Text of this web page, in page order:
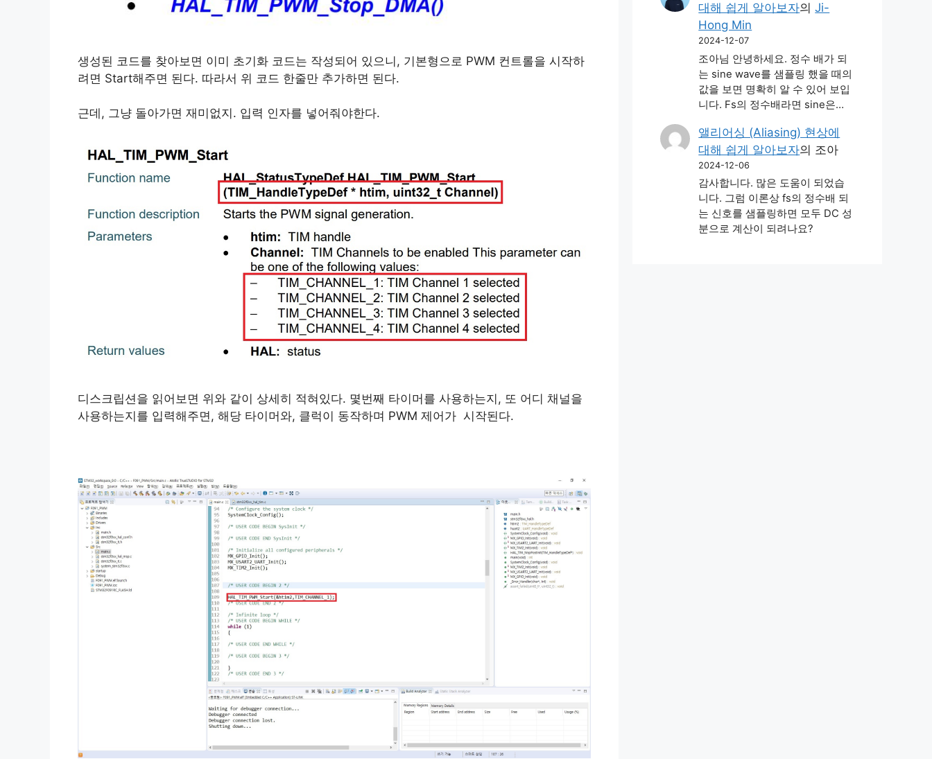
생성된 코드를 찾아보면 이미 초기화 코드는 작성되어 있으니, 기본형으로 PWM 컨트롤을 시작하
려면 Start해주면 된다. 따라서 위 코드 한줄만 추가하면 된다.
근데, 그냥 돌아가면 재미없지. 입력 인자를 넣어줘야한다.
디스크립션을 읽어보면 위와 같이 상세히 적혀있다. 몇번째 타이머를 사용하는지, 또 어디 채널을
사용하는지를 입력해주면, 해당 타이머와, 클럭이 동작하며 PWM 제어가 시작된다.
대해 쉽게 알아보자의Ji-
Hong Min
2024-12-07
조아님 안녕하세요. 정수 배가 되
는 sine wave를 샘플링 했을 때의
값을 보면 명확히 알 수 있어 보입
니다. Fs의 정수배라면 sine은…
앨리어싱 (Aliasing) 현상에
대해 쉽게 알아보자의 조아
2024-12-06
감사합니다. 많은 도움이 되었습
니다. 그럼 이론상 fs의 정수배 되
는 신호를 샘플링하면 모두 DC 성
분으로 계산이 되려나요?